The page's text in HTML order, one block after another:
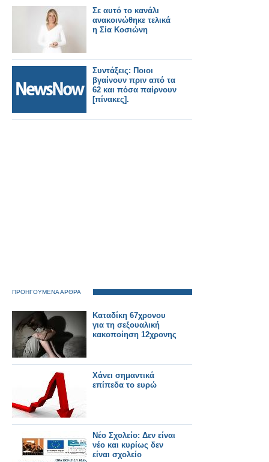
Σε αυτό το κανάλι
ανακοινώθηκε τελικά
η Σία Κοσιώνη
Συντάξεις: Ποιοι
βγαίνουν πριν από τα
62 και πόσα παίρνουν
[πίνακες].
ΠΡΟΗΓΟΥΜΕΝΑ ΑΡΘΡΑ
Καταδίκη 67χρονου
για τη σεξουαλική
κακοποίηση 12χρονης
Χάνει σημαντικά
επίπεδα το ευρώ
Νέο Σχολείο: Δεν είναι
νέο και κυρίως δεν
είναι σχολείο